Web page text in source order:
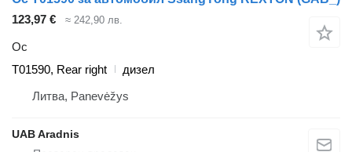
123,97 €
≈ 242,90 лв.
Ос
T01590, Rear right
дизел
Литва, Panevėžys
UAB Aradnis